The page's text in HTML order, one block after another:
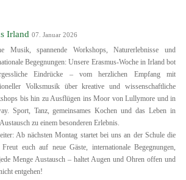
Irland 07. Januar 2026
Musik, spannende Workshops, Naturerlebnisse und
Begegnungen: Unsere Erasmus-Woche in Irland bot
Eindrücke – vom herzlichen Empfang mit
Volksmusik über kreative und wissenschaftliche
bis hin zu Ausflügen ins Moor von Lullymore und in
Sport, Tanz, gemeinsames Kochen und das Leben in
zu einem besonderen Erlebnis.
Ab nächsten Montag startet bei uns an der Schule die
Freut euch auf neue Gäste, internationale Begegnungen,
Menge Austausch – haltet Augen und Ohren offen und
entgehen!